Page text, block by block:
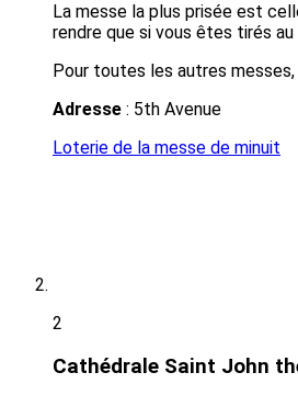
La messe la plus prisée est
rendre que si vous êtes tirés
Pour toutes les autres
Adresse : 5th Avenue
Loterie de la messe de minuit
2
Cathédrale Saint John